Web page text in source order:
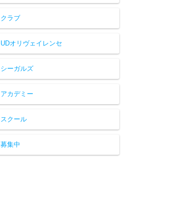
クラブ
UDオリヴェイレンセ
シーガルズ
アカデミー
スクール
募集中